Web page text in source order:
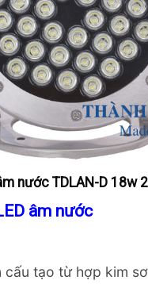
nước TDLAN-D 18w
âm nước
cấu tạo từ hợp kim